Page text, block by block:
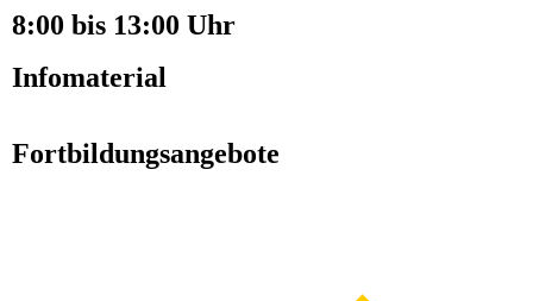
8:00 bis 13:00 Uhr
Infomaterial
Fortbildungsangebote